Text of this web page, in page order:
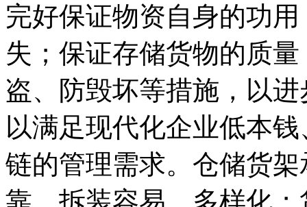
完好保证物资自身的功
失；保证存储货物的质
盗、防毁坏等措施，以
以满足现代化企业低本
链的管理需求。仓储货
靠、拆装容易，多样化